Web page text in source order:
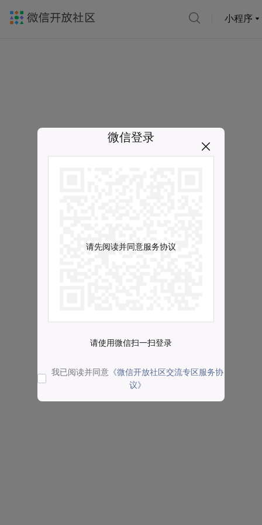
小程序
微信登录
请先阅读并同意服务协议
请使用微信扫一扫登录
我已阅读并同意 《微信开放社区交流专区服务协
议》